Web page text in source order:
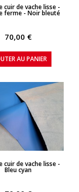
APERÇU RAPIDE
cuir de vache lisse -
ferme - Noir bleuté
70,00 €
AU PANIER
APERÇU RAPIDE
cuir de vache lisse -
Bleu cyan